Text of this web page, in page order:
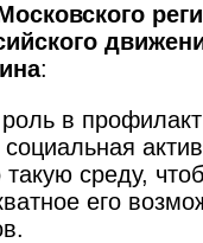
:
в
социальная
среду,
его